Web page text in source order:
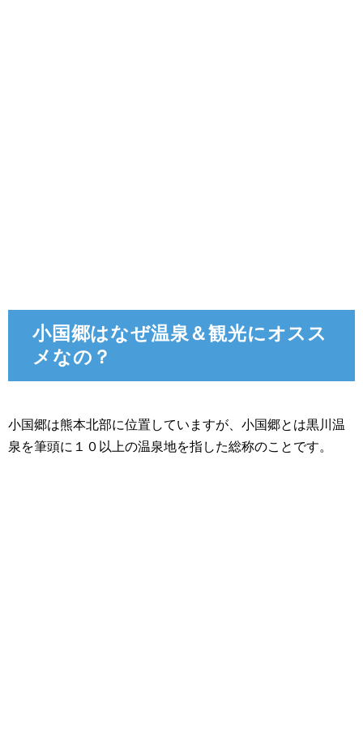
小国郷はなぜ温泉＆観光にオスス
メなの？
小国郷は熊本北部に位置していますが、小国郷とは黒川温
泉を筆頭に１０以上の温泉地を指した総称のことです。